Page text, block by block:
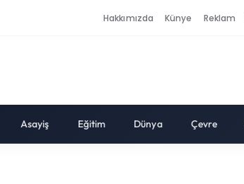
Hakkımızda Künye Reklam
Asayiş Eğitim Dünya Çevre